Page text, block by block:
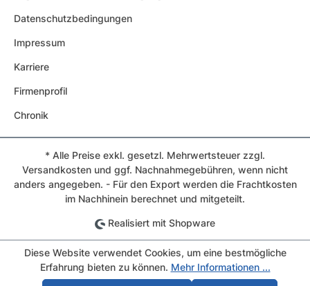
Datenschutzbedingungen
Impressum
Karriere
Firmenprofil
Chronik
* Alle Preise exkl. gesetzl. Mehrwertsteuer zzgl.
Versandkosten und ggf. Nachnahmegebühren, wenn nicht
anders angegeben. - Für den Export werden die Frachtkosten
im Nachhinein berechnet und mitgeteilt.
Realisiert mit Shopware
Diese Website verwendet Cookies, um eine bestmögliche
Erfahrung bieten zu können. Mehr Informationen ...